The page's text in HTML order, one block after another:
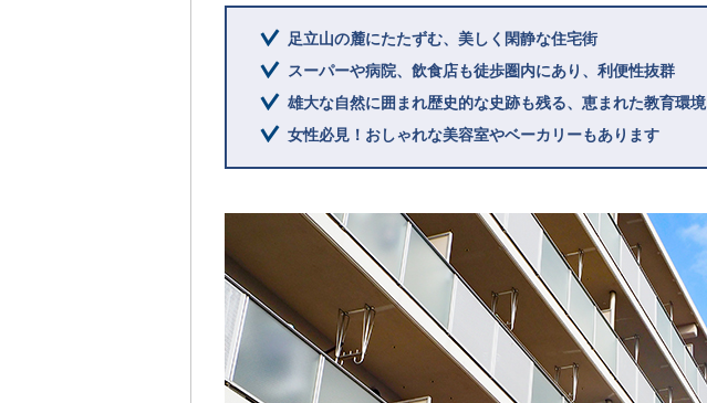
足立山の麓にたたずむ、美しく閑静な住宅街
スーパーや病院、飲食店も徒歩圏内にあり、利便性抜群
雄大な自然に囲まれ歴史的な史跡も残る、恵まれた教育環境
女性必見！おしゃれな美容室やベーカリーもあります